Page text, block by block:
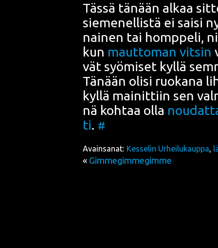
Täs­sä tänään alkaa
sie­me­nel­lis­tä ei sai­si
nai­nen tai homp­pe­li,
kun maut­to­man vit­sin
vät syö­mi­set kyl­lä
Tänään oli­si ruo­ka­na
kyl­lä mai­nit­tiin sen
nä koh­taa olla
ti. #
Avainsanat: Kesselin Urheilukauppa,
« Gimmegimmegimme